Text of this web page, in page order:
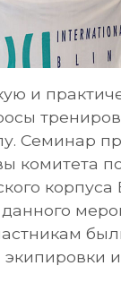
и
Семинар
комитета